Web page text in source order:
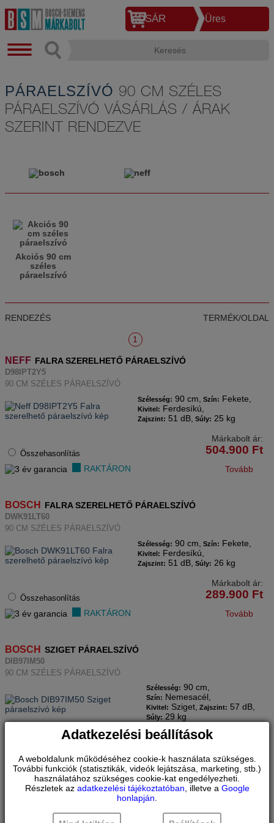
KOSÁR Üres
PÁRAELSZÍVÓ 90 CM SZÉLES
PÁRAELSZÍVÓ VÁSÁRLÁS / ÁRAK
SZERINT RENDEZVE
Akciós 90 cm
széles
páraelszívó
RENDEZÉS TERMÉK/OLDAL
1
NEFF FALRA SZERELHETŐ PÁRAELSZÍVÓ
D98IPT2Y5
90 CM SZÉLES PÁRAELSZÍVÓ
Szélesség: 90 cm, Szín: Fekete,
Kivitel: Ferdesíkú,
Zajszint: 51 dB, Súly: 25 kg
Összehasonlítás
RAKTÁRON
Márkabolt ár:
504.900 Ft
Tovább
BOSCH FALRA SZERELHETŐ PÁRAELSZÍVÓ
DWK91LT60
90 CM SZÉLES PÁRAELSZÍVÓ
Szélesség: 90 cm, Szín: Fekete,
Kivitel: Ferdesíkú,
Zajszint: 51 dB, Súly: 26 kg
Összehasonlítás
RAKTÁRON
Márkabolt ár:
289.900 Ft
Tovább
BOSCH SZIGET PÁRAELSZÍVÓ
DIB97IM50
90 CM SZÉLES PÁRAELSZÍVÓ
Szélesség: 90 cm,
Szín: Nemesacél,
Kivitel: Sziget, Zajszint: 57 dB,
Súly: 29 kg
Összehasonlítás
RAKTÁRON
Márkabolt ár:
Tovább
BEÉPÍTHETŐ DESIGN ELSZÍVÓ
Adatkezelési beállítások
A weboldalunk működéséhez cookie-k használata szükséges.
További funkciók (statisztikák, videók lejátszása, marketing, stb.)
használatához szükséges cookie-kat engedélyezheti.
Részletek az adatkezelési tájékoztatóban , illetve a Google
honlapján